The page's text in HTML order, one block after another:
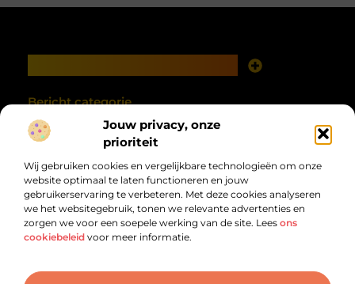
Jouw privacy, onze
prioriteit
Wij gebruiken cookies en vergelijkbare technologieën om onze
website optimaal te laten functioneren en jouw
gebruikerservaring te verbeteren. Met deze cookies analyseren
we het websitegebruik, tonen we relevante advertenties en
zorgen we voor een soepele werking van de site. Lees ons
cookiebeleid voor meer informatie.
Bericht categorie
Van alles wat, voor jou verzameld.